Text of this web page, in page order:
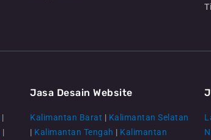
|
|
Jasa Desain Website
Kalimantan Barat | Kalimantan Selatan
| Kalimantan Tengah | Kalimantan